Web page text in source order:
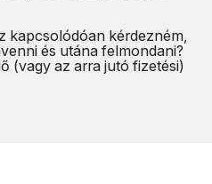
kapcsolódóan kérdezném,
és utána felmondani?
(vagy az arra jutó fizetési)